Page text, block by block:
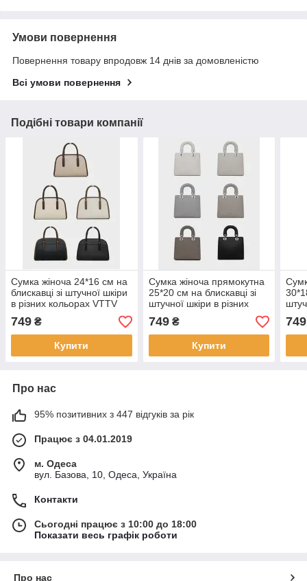
Умови повернення
Повернення товару впродовж 14 днів за домовленістю
Всі умови повернення
Подібні товари компанії
Сумка жіноча 24*16 см на
блискавці зі штучної шкіри
в різних кольорах VTTV
749 ₴
Купити
Сумка жіноча прямокутна
25*20 см на блискавці зі
штучної шкіри в різних
749₴
Купити
749
Про нас
95% позитивних з 447 відгуків за рік
Працює з 04.01.2019
м. Одеса
вул. Базова, 10, Одеса, Україна
Контакти
Сьогодні працює з 10:00 до 18:00
Показати весь графік роботи
Про нас